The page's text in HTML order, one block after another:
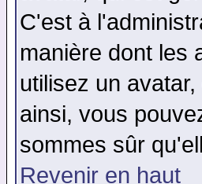
C'est à
manière dont les
utilisez un
ainsi, vous
sommes sûr
Revenir en haut